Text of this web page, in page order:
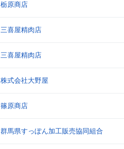
栃原商店
三喜屋精肉店
三喜屋精肉店
株式会社大野屋
篠原商店
群馬県すっぽん加工販売協同組合